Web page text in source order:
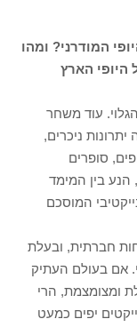
המודרני? ומהו
היופי הארץ
עוד משחר
ניכרים,
סופרים
הנע בין המימד
המוסכם
חברתית, ובעלת
אם בעולם העתיק
ומצומצמת, הרי
יפים כמעט